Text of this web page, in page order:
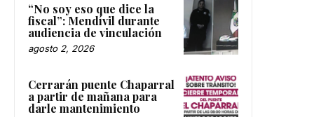
“No soy eso que dice la
fiscal”: Mendívil durante
audiencia de vinculación
agosto 2, 2026
Cerrarán puente Chaparral
a partir de mañana para
darle mantenimiento